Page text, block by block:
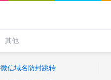
其他
微信域名防封跳转